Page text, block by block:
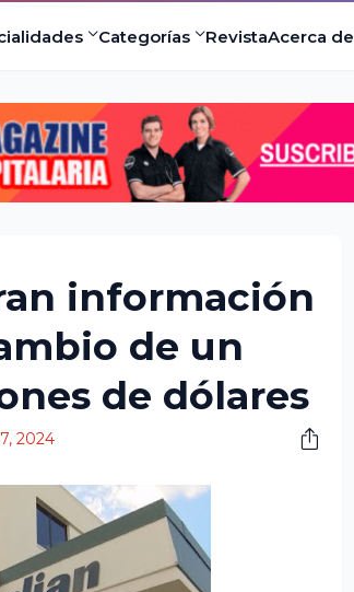
Categorías RevistaAcerca de
información
de un
de dólares
2024